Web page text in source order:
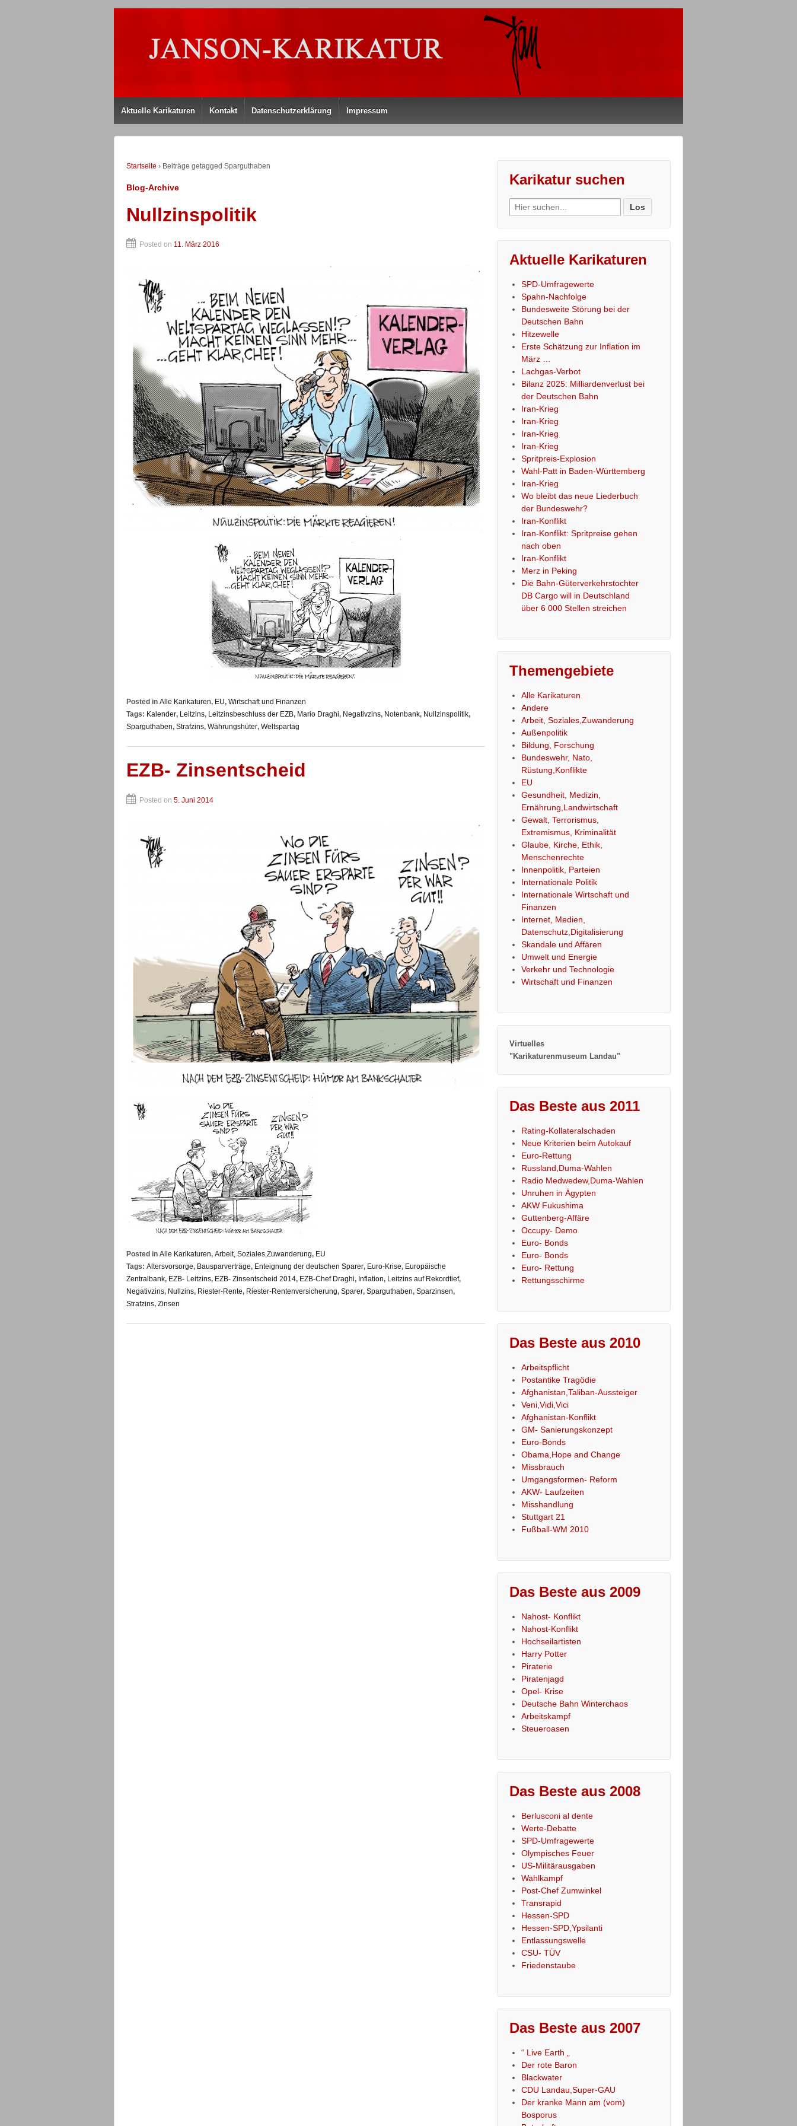
Aktuelle Karikaturen Kontakt Datenschutzerklärung Impressum
Startseite › Beiträge getagged Sparguthaben
Blog-Archive
Nullzinspolitik
Posted on 11. März 2016
Posted in Alle Karikaturen, EU, Wirtschaft und Finanzen
Tags: Kalender, Leitzins, Leitzinsbeschluss der EZB, Mario Draghi, Negativzins, Notenbank, Nullzinspolitik,
Sparguthaben, Strafzins, Währungshüter, Weltspartag
EZB- Zinsentscheid
Posted on 5. Juni 2014
Posted in Alle Karikaturen, Arbeit, Soziales,Zuwanderung, EU
Tags: Altersvorsorge, Bausparverträge, Enteignung der deutschen Sparer, Euro-Krise, Europäische
Zentralbank, EZB- Leitzins, EZB- Zinsentscheid 2014, EZB-Chef Draghi, Inflation, Leitzins auf Rekordtief,
Negativzins, Nullzins, Riester-Rente, Riester-Rentenversicherung, Sparer, Sparguthaben, Sparzinsen,
Strafzins, Zinsen
Karikatur suchen
Search
for:
Aktuelle Karikaturen
SPD-Umfragewerte
Spahn-Nachfolge
Bundesweite Störung bei der
Deutschen Bahn
Hitzewelle
Erste Schätzung zur Inflation im
März …
Lachgas-Verbot
Bilanz 2025: Milliardenverlust bei
der Deutschen Bahn
Iran-Krieg
Iran-Krieg
Iran-Krieg
Iran-Krieg
Spritpreis-Explosion
Wahl-Patt in Baden-Württemberg
Iran-Krieg
Wo bleibt das neue Liederbuch
der Bundeswehr?
Iran-Konflikt
Iran-Konflikt: Spritpreise gehen
nach oben
Iran-Konflikt
Merz in Peking
Die Bahn-Güterverkehrstochter
DB Cargo will in Deutschland
über 6 000 Stellen streichen
Themengebiete
Alle Karikaturen
Andere
Arbeit, Soziales,Zuwanderung
Außenpolitik
Bildung, Forschung
Bundeswehr, Nato,
Rüstung,Konflikte
EU
Gesundheit, Medizin,
Ernährung,Landwirtschaft
Gewalt, Terrorismus,
Extremismus, Kriminalität
Glaube, Kirche, Ethik,
Menschenrechte
Innenpolitik, Parteien
Internationale Politik
Internationale Wirtschaft und
Finanzen
Internet, Medien,
Datenschutz,Digitalisierung
Skandale und Affären
Umwelt und Energie
Verkehr und Technologie
Wirtschaft und Finanzen
Virtuelles
"Karikaturenmuseum Landau"
Das Beste aus 2011
Rating-Kollateralschaden
Neue Kriterien beim Autokauf
Euro-Rettung
Russland,Duma-Wahlen
Radio Medwedew,Duma-Wahlen
Unruhen in Ägypten
AKW Fukushima
Guttenberg-Affäre
Occupy- Demo
Euro- Bonds
Euro- Bonds
Euro- Rettung
Rettungsschirme
Das Beste aus 2010
Arbeitspflicht
Postantike Tragödie
Afghanistan,Taliban-Aussteiger
Veni,Vidi,Vici
Afghanistan-Konflikt
GM- Sanierungskonzept
Euro-Bonds
Obama,Hope and Change
Missbrauch
Umgangsformen- Reform
AKW- Laufzeiten
Misshandlung
Stuttgart 21
Fußball-WM 2010
Das Beste aus 2009
Nahost- Konflikt
Nahost-Konflikt
Hochseilartisten
Harry Potter
Piraterie
Piratenjagd
Opel- Krise
Deutsche Bahn Winterchaos
Arbeitskampf
Steueroasen
Das Beste aus 2008
Berlusconi al dente
Werte-Debatte
SPD-Umfragewerte
Olympisches Feuer
US-Militärausgaben
Wahlkampf
Post-Chef Zumwinkel
Transrapid
Hessen-SPD
Hessen-SPD,Ypsilanti
Entlassungswelle
CSU- TÜV
Friedenstaube
Das Beste aus 2007
“ Live Earth „
Der rote Baron
Blackwater
CDU Landau,Super-GAU
Der kranke Mann am (vom)
Bosporus